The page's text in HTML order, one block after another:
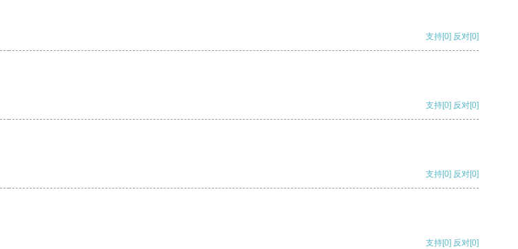
支持[0] 反对[0]
支持[0] 反对[0]
支持[0] 反对[0]
支持[0] 反对[0]